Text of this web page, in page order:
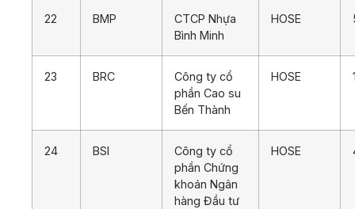
22 BMP
CTCP Nhựa
Bình Minh
HOSE
23 BRC
Công ty cổ
phần Cao su
Bến Thành
HOSE
24 BSI
Công ty cổ
phần Chứng
khoán Ngân
hàng Đầu tư
HOSE